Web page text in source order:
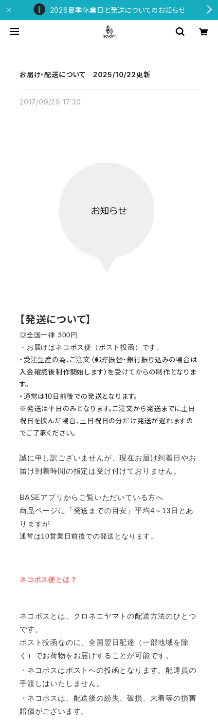
2026夏季休業日と発送についてのお知らせ
お届け・配送について 2025/10/22更新
2017/09/29 17:30
【発送について】
◎全国一律 300円
・お届けはネコポス便（ポスト投函）です。
・受注生産の為、ご注文（郵貯振替・銀行振り込みの場合は
入金確認後制作開始します）を受けてからの制作となりま
す。
・通常は10日前後での発送となります。
※発送は平日のみとなります。ご注文から発送までに土日
祝日を挟んだ場合、土日祝日の分だけ発送が遅れますの
でご了承ください。
誠に申し訳ございませんが、現在お届け到着日やお
届け到着時間の指定は受け付けておりません。
BASEアプリからご覧いただいている方へ
商品ページに「発送までの目安」平均4～13日とあ
りますが
通常は10営業日前後での発送となります。
ネコポス便とは？
ネコポスとは、クロネコヤマトの配送方法のひとつ
です。
ポスト投函なのに、全国翌日配達（一部地域を除
く）でお荷物をお届けすることが可能です。
・ネコポスはポストへの投函となります。配達員の
手渡しはいたしません。
・ ネコポスは、配送後の紛失、破損、未着等の損害
賠償がございます。